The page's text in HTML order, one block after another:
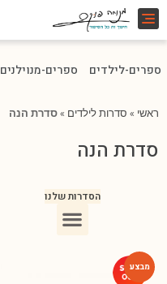
Toggle
navigation
ספרים-לילדים ספרים-מנוילנים
ראשי » סדרות לילדים »סדרת הנה
סדרת הנה
הסדרות שלנו